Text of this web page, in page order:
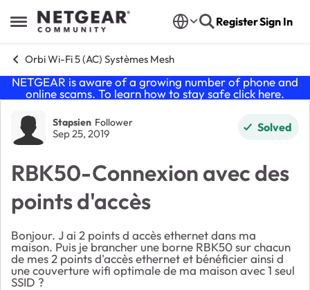
Open Side Menu
Skip to content RegisterSign In
Orbi Wi-Fi 5 (AC) Systèmes Mesh
NETGEAR is aware of a growing number of phone and
online scams. To learn how to stay safe click here.
Forum Discussion
Stapsien Follower
Sep 25, 2019 Solved
RBK50-Connexion avec des
points d'accès
Bonjour. J ai 2 points d accès ethernet dans ma
maison. Puis je brancher une borne RBK50 sur chacun
de mes 2 points d'accès ethernet et bénéficier ainsi d
une couverture wifi optimale de ma maison avec 1 seul
SSID ?